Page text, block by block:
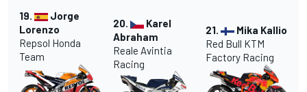
19.
Jorge
Lorenzo
Repsol Honda
Team
20.
Karel
Abraham
Reale Avintia
Racing
21.
Mika Kallio
Red Bull KTM
Factory Racing